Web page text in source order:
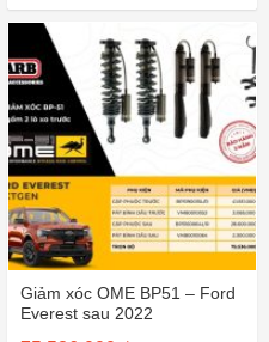
từ
đến
59,610,000 ₫
Giảm xóc OME BP51 – Ford
Everest sau 2022